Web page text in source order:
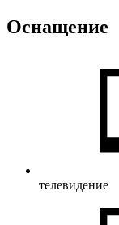
Оснащение
телевидение